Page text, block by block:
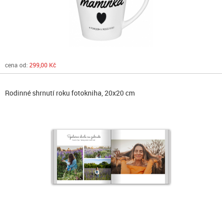
cena od: 299,00 Kč
Rodinné shrnutí roku fotokniha, 20x20 cm